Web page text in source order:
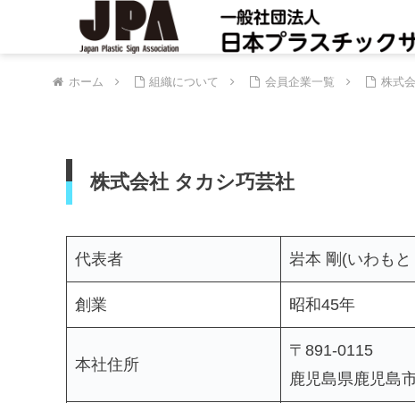
ホーム 組織について 会員企業一覧 株式
株式会社 タカシ巧芸社
代表者 岩本 剛(いわもと
創業 昭和45年
本社住所
〒891-0115
鹿児島県鹿児島